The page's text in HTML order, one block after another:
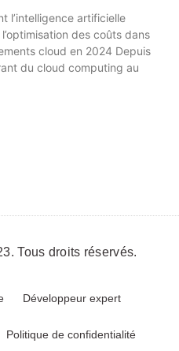
l’intelligence artificielle
des coûts dans
cloud en 2024 Depuis
du cloud computing au
Tous droits réservés.
Développeur expert
Politique de confidentialité